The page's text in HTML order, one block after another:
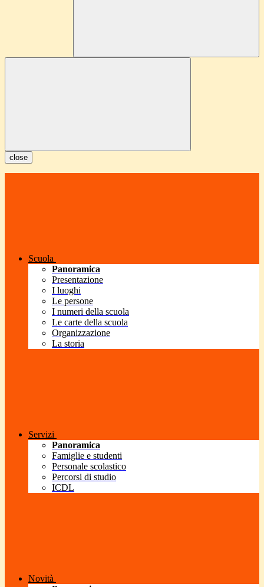
close
Scuola
Panoramica
Presentazione
I luoghi
Le persone
I numeri della scuola
Le carte della scuola
Organizzazione
La storia
Servizi
Panoramica
Famiglie e studenti
Personale scolastico
Percorsi di studio
ICDL
Novità